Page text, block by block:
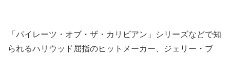
「パイレーツ・オブ・ザ・カリビアン」シリーズなどで知
られるハリウッド屈指のヒットメーカー、ジェリー・ブ